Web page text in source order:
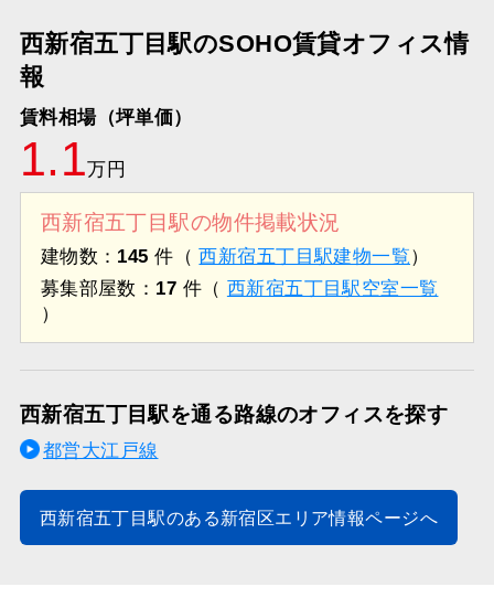
西新宿五丁目駅のSOHO賃貸オフィス情
報
賃料相場（坪単価）
1.1万円
西新宿五丁目駅の物件掲載状況
建物数： 145件（西新宿五丁目駅建物一覧）
募集部屋数： 17 件（ 西新宿五丁目駅空室一覧
）
西新宿五丁目駅を通る路線のオフィスを探す
都営大江戸線
西新宿五丁目駅のある新宿区エリア情報ページへ